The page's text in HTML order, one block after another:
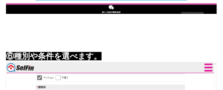
⑥種別や条件を選べます。